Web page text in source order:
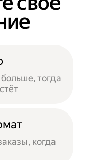
тогда
когда